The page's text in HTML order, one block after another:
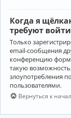
Когда я
требуют
Только
email-сообщения
конференцию
такую
злоупотребления
пользователями.
Вернуться к